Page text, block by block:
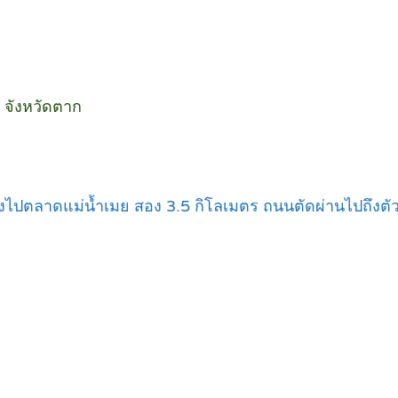
งหวัดตาก
ตลาดแม่น้ำเมย สอง 3.5 กิโลเมตร ถนนตัดผ่านไปถึงตั